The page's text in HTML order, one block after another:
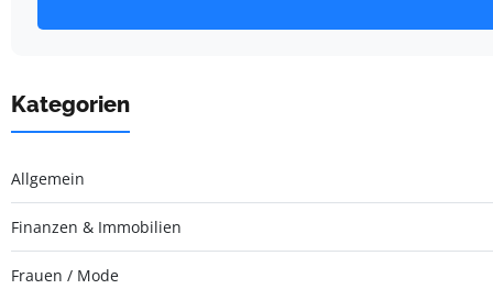
Kategorien
Allgemein
Finanzen & Immobilien
Frauen / Mode